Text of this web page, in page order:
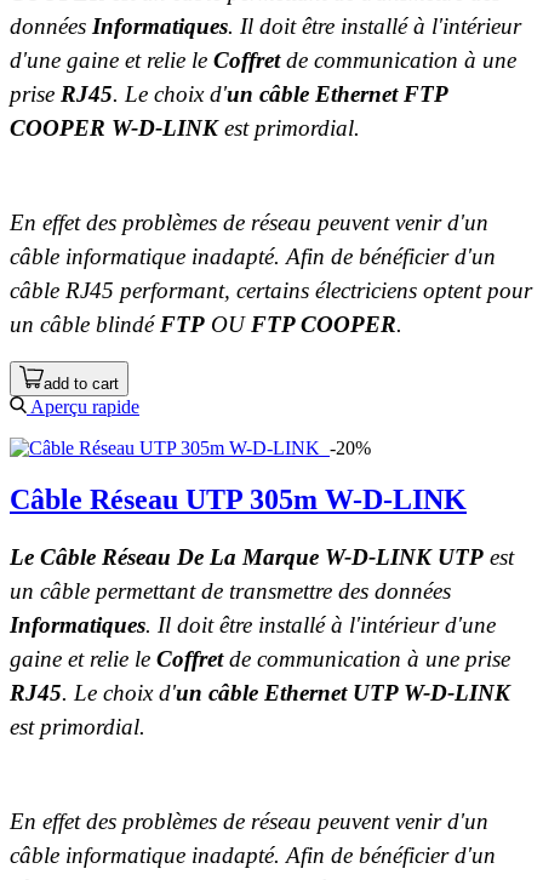
données Informatiques. Il doit être installé à l'intérieur
d'une gaine et relie le Coffretde communication à une
prise RJ45. Le choix d'un câble Ethernet FTP
COOPER W-D-LINKest primordial.
En effet des problèmes de réseau peuvent venir d'un
câble informatique inadapté. Afin de bénéficier d'un
câble RJ45 performant, certains électriciens optent pour
un câble blindé FTP OU FTP COOPER.
add to cart
Aperçu rapide
-20%
Câble Réseau UTP 305m W-D-LINK
Le Câble Réseau De La Marque W-D-LINK UTP est
un câble permettant de transmettre des données
Informatiques. Il doit être installé à l'intérieur d'une
gaine et relie le Coffretde communication à une prise
RJ45. Le choix d'un câble Ethernet UTP W-D-LINK
est primordial.
En effet des problèmes de réseau peuvent venir d'un
câble informatique inadapté. Afin de bénéficier d'un